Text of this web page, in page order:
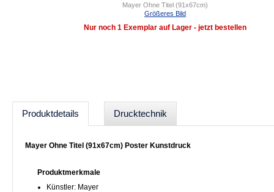
Mayer Ohne Titel (91x67cm)
Größeres Bild
Nur noch 1 Exemplar auf Lager - jetzt bestellen
Produktdetails Drucktechnik
Mayer Ohne Titel (91x67cm) Poster Kunstdruck
Produktmerkmale
Künstler: Mayer